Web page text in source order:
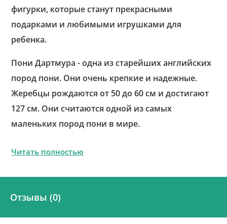
фигурки, которые станут прекрасными
подарками и любимыми игрушками для
ребенка.
Пони Дартмура - одна из старейших английских
пород пони. Они очень крепкие и надежные.
Жеребцы рождаются от 50 до 60 см и достигают
127 см. Они считаются одной из самых
маленьких пород пони в мире.
Читать полностью
Отзывы (0)